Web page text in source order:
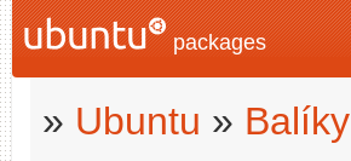
packages
» Ubuntu » Balíky